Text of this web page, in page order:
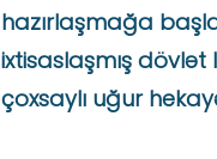
hazırlaşmağa
ixtisaslaşmış
çoxsaylı uğur